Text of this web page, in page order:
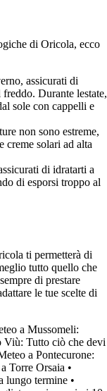
di Oricola, ecco
assicurati di
Durante lestate,
sole con cappelli e
non sono estreme,
creme solari ad alta
di idratarti a
di esporsi troppo al
ti permetterà di
tutto quello che
di prestare
le tue scelte di
a Mussomeli:
Viù: Tutto ciò che devi
a Pontecurone:
Torre Orsaia •
lungo termine •